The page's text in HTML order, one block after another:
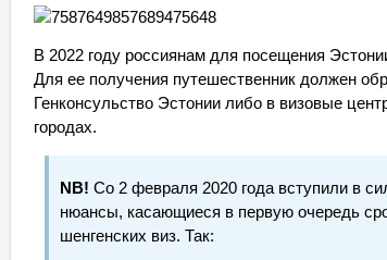
В 2022 году россиянам для посещения
Для ее получения путешественник должен
Генконсульство Эстонии либо в визовые
городах.
NB! Со 2 февраля 2020 года вступили в
нюансы, касающиеся в первую очередь
шенгенских виз. Так: